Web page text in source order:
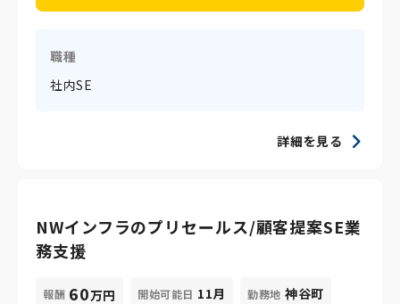
職種
社内SE
詳細を見る
NWインフラのプリセールス/顧客提案SE業
務支援
報酬 60万円 開始可能日 11月 勤務地 神谷町